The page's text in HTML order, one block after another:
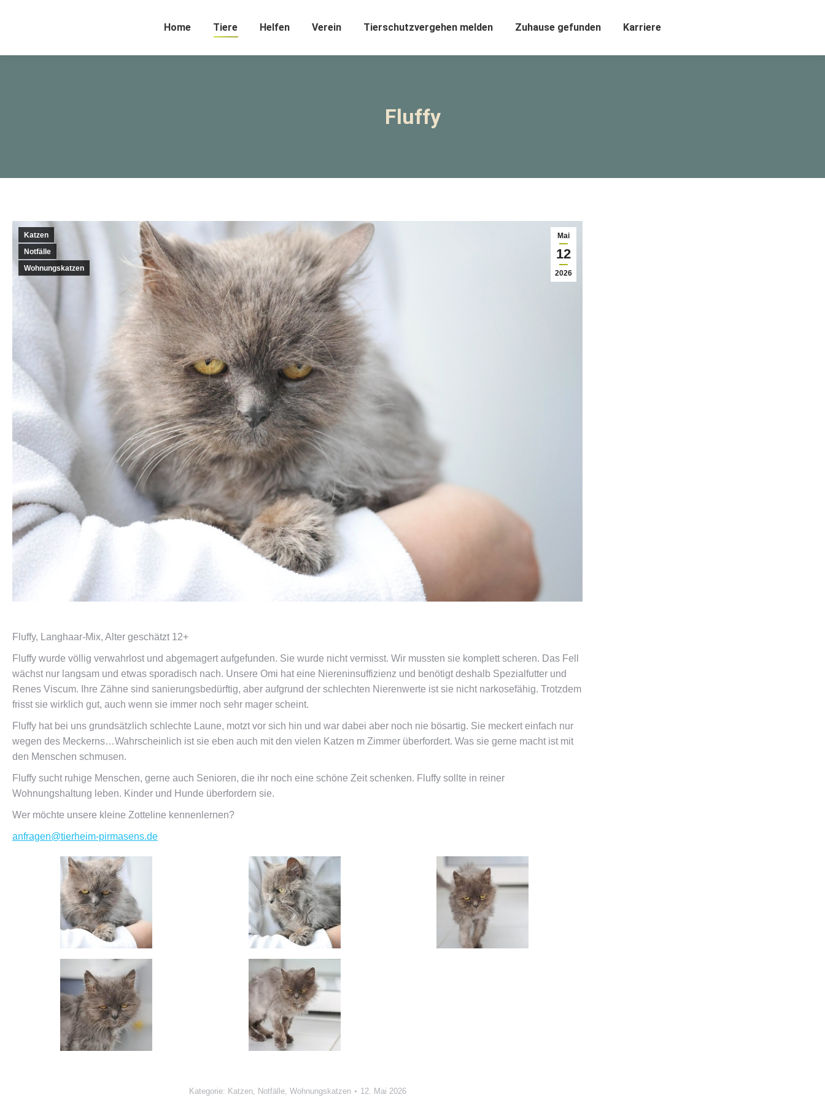
Home Tiere Helfen Verein Tierschutzvergehen melden Zuhause gefunden Karriere
Fluffy
Mai
12
2026
Katzen
Notfälle
Wohnungskatzen
Fluffy, Langhaar-Mix, Alter geschätzt 12+
Fluffy wurde völlig verwahrlost und abgemagert aufgefunden. Sie wurde nicht vermisst. Wir mussten sie komplett scheren. Das Fell
wächst nur langsam und etwas sporadisch nach. Unsere Omi hat eine Niereninsuffizienz und benötigt deshalb Spezialfutter und
Renes Viscum. Ihre Zähne sind sanierungsbedürftig, aber aufgrund der schlechten Nierenwerte ist sie nicht narkosefähig. Trotzdem
frisst sie wirklich gut, auch wenn sie immer noch sehr mager scheint.
Fluffy hat bei uns grundsätzlich schlechte Laune, motzt vor sich hin und war dabei aber noch nie bösartig. Sie meckert einfach nur
wegen des Meckerns…Wahrscheinlich ist sie eben auch mit den vielen Katzen m Zimmer überfordert. Was sie gerne macht ist mit
den Menschen schmusen.
Fluffy sucht ruhige Menschen, gerne auch Senioren, die ihr noch eine schöne Zeit schenken. Fluffy sollte in reiner
Wohnungshaltung leben. Kinder und Hunde überfordern sie.
Wer möchte unsere kleine Zotteline kennenlernen?
anfragen@tierheim-pirmasens.de
Kategorie: Katzen, Notfälle, Wohnungskatzen 12. Mai 2026